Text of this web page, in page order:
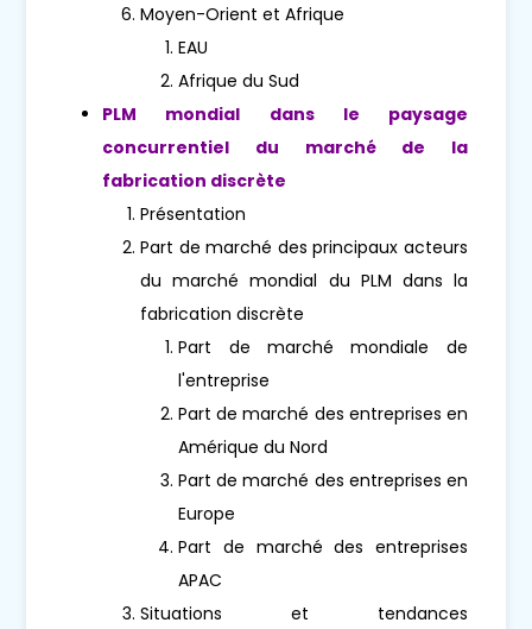
Moyen-Orient et Afrique
EAU
Afrique du Sud
PLM mondial dans le paysage
concurrentiel du marché de la
fabrication discrète
Présentation
Part de marché des principaux acteurs
du marché mondial du PLM dans la
fabrication discrète
Part de marché mondiale de
l'entreprise
Part de marché des entreprises en
Amérique du Nord
Part de marché des entreprises en
Europe
Part de marché des entreprises
APAC
Situations et tendances